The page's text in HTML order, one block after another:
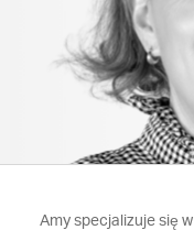
Amy specjalizuje się